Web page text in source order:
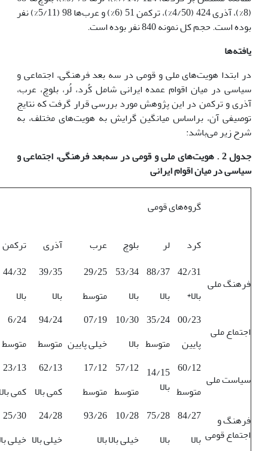
(8%)، آذری 424 (4/50%)، ترکمن 51 (6%) و عرب‌ها 98 (5/11%) نفر
بوده است. حجم کل نمونه 840 نفر بوده است.
یافته‌ها
در ابتدا هویت‌های ملی و قومی در سه بعد فرهنگی، اجتماعی و
سیاسی در میان اقوام عمده ایرانی شامل کُرد، لُر، بلوچ، عرب،
آذری و ترکمن در این پژوهش مورد بررسی قرار گرفت که نتایج
توصیفی آن، براساس میانگین گرایش به هویت‌های مختلف، به
شرح زیر می‌باشد:
جدول 2 . هویت‌های ملی و قومی در سه‌بعد فرهنگی، اجتماعی و
سیاسی در میان اقوام ایرانی
گروه‌های قومی
کرد لر بلوچ عرب آذری ترکمن
فرهنگ ملی
42/31
بالا*
88/37
بالا
53/34
بالا
29/25
متوسط
39/35
بالا
44/32
بالا
اجتماع ملی
00/23
پایین
35/24
متوسط
10/30
بالا
07/19
خیلی پایین
94/24
متوسط
6/24
متوسط
سیاست ملی
60/12
متوسط
14/15
بالا
57/12
متوسط
17/12
متوسط
62/13
کمی بالا
23/13
کمی
فرهنگ و
اجتماع قومی
84/27
بالا
75/28
بالا
10/28
خیلی بالا
93/26
بالا
24/28
خیلی بالا
25/30
خیلی